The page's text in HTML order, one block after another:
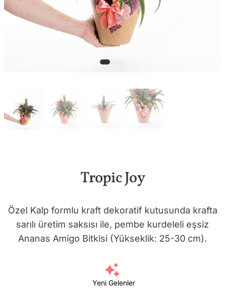
Tropic Joy
Özel Kalp formlu kraft dekoratif kutusunda krafta
sarılı üretim saksısı ile, pembe kurdeleli eşsiz
Ananas Amigo Bitkisi (Yükseklik: 25-30 cm).
Yeni Gelenler